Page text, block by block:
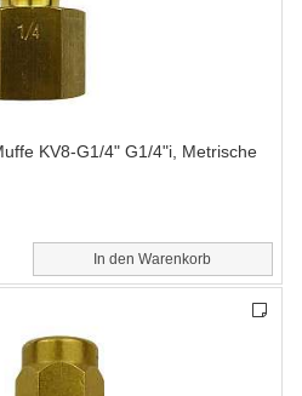
KV8-G1/4" G1/4"i, Metrische
In den Warenkorb